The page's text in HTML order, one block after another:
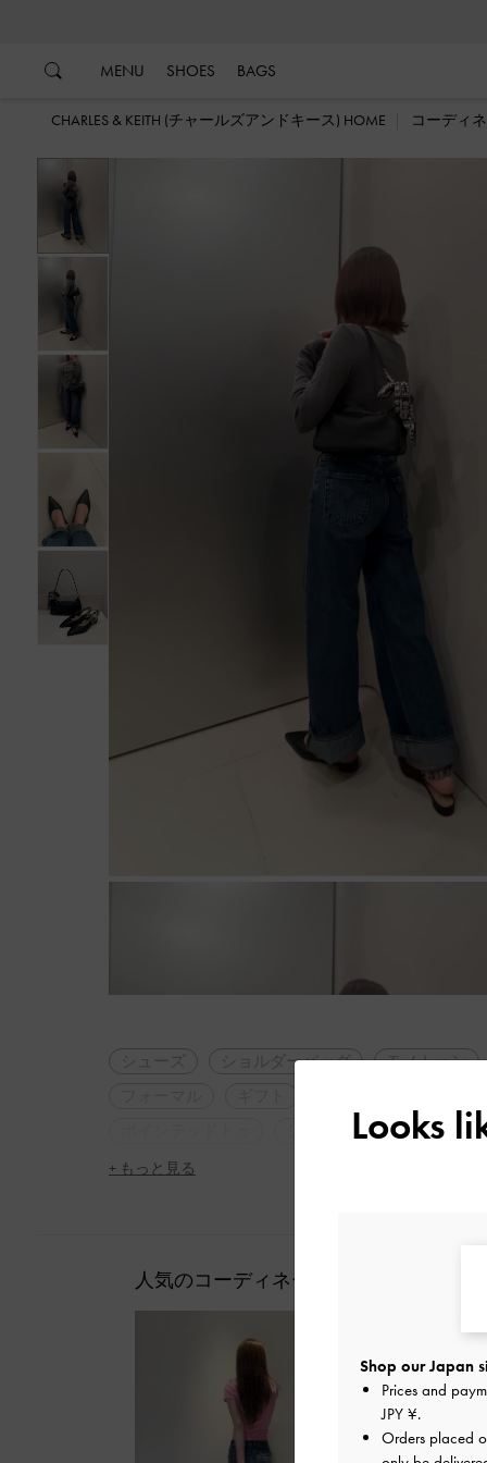
MENU SHOES BAGS
CHARLES & KEITH (チャールズアンドキース) HOME コーディ
シューズ ショルダーバッグ
モノトーン
シンプル・ベーシック
女子会
+ もっと見る
人気のコーディネート
Looks
Shop our Japan
Prices and
JPY ¥.
Orders placed